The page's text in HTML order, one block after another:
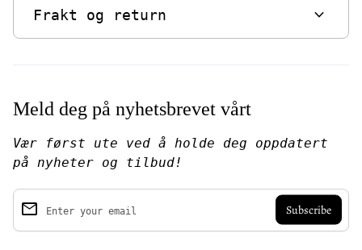
Frakt og return expand_more
Meld deg på nyhetsbrevet vårt
Vær først ute ved å holde deg oppdatert
på nyheter og tilbud!
Enter your email
email